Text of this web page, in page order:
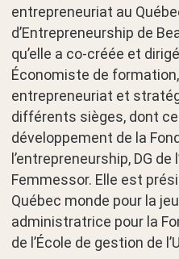
entrepreneuriat au
d’Entrepreneurship de
qu’elle a co-créée et
Économiste de
entrepreneuriat et
différents sièges, dont
développement de la
l’entrepreneurship, DG de
Femmessor. Elle est
Québec monde pour la
administratrice pour la
de l’École de gestion de